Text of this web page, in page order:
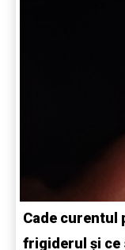
Cade curentul
frigiderul și ce